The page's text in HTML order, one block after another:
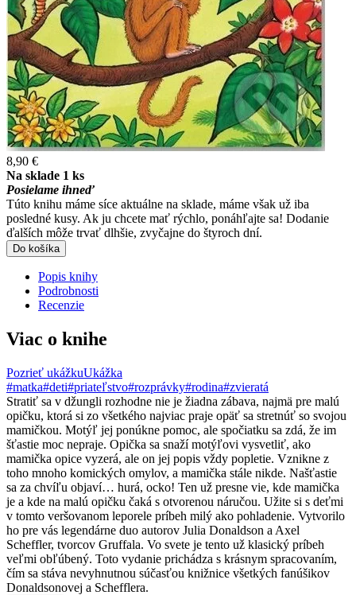
8,90 €
Na sklade 1 ks
Posielame ihneď
Túto knihu máme síce aktuálne na sklade, máme však už iba
posledné kusy. Ak ju chcete mať rýchlo, ponáhľajte sa! Dodanie
ďalších môže trvať dlhšie, zvyčajne do štyroch dní.
Do košíka
Popis knihy
Podrobnosti
Recenzie
Viac o knihe
Pozrieť ukážkuUkážka
#matka#deti#priateľstvo#rozprávky#rodina#zvieratá
Stratiť sa v džungli rozhodne nie je žiadna zábava, najmä pre malú
opičku, ktorá si zo všetkého najviac praje opäť sa stretnúť so svojou
mamičkou. Motýľ jej ponúkne pomoc, ale spočiatku sa zdá, že im
šťastie moc nepraje. Opička sa snaží motýľovi vysvetliť, ako
mamička opice vyzerá, ale on jej popis vždy popletie. Vznikne z
toho mnoho komických omylov, a mamička stále nikde. Našťastie
sa za chvíľu objaví… hurá, ocko! Ten už presne vie, kde mamička
je a kde na malú opičku čaká s otvorenou náručou. Užite si s deťmi
v tomto veršovanom leporele príbeh milý ako pohladenie. Vytvorilo
ho pre vás legendárne duo autorov Julia Donaldson a Axel
Scheffler, tvorcov Gruffala. Vo svete je tento už klasický príbeh
veľmi obľúbený. Toto vydanie prichádza s krásnym spracovaním,
čím sa stáva nevyhnutnou súčasťou knižnice všetkých fanúšikov
Donaldsonovej a Schefflera.